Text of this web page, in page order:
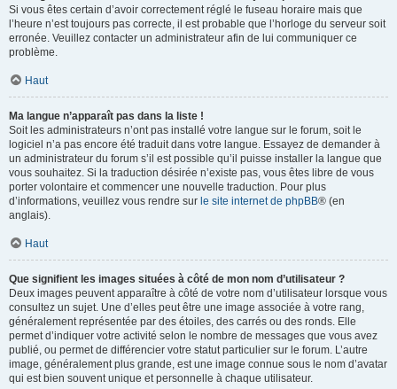
Si vous êtes certain d’avoir correctement réglé le fuseau horaire mais que
l’heure n’est toujours pas correcte, il est probable que l’horloge du serveur soit
erronée. Veuillez contacter un administrateur afin de lui communiquer ce
problème.
Haut
Ma langue n’apparaît pas dans la liste !
Soit les administrateurs n’ont pas installé votre langue sur le forum, soit le
logiciel n’a pas encore été traduit dans votre langue. Essayez de demander à
un administrateur du forum s’il est possible qu’il puisse installer la langue que
vous souhaitez. Si la traduction désirée n’existe pas, vous êtes libre de vous
porter volontaire et commencer une nouvelle traduction. Pour plus
d’informations, veuillez vous rendre sur le site internet de phpBB® (en
anglais).
Haut
Que signifient les images situées à côté de mon nom d’utilisateur ?
Deux images peuvent apparaître à côté de votre nom d’utilisateur lorsque vous
consultez un sujet. Une d’elles peut être une image associée à votre rang,
généralement représentée par des étoiles, des carrés ou des ronds. Elle
permet d’indiquer votre activité selon le nombre de messages que vous avez
publié, ou permet de différencier votre statut particulier sur le forum. L’autre
image, généralement plus grande, est une image connue sous le nom d’avatar
qui est bien souvent unique et personnelle à chaque utilisateur.